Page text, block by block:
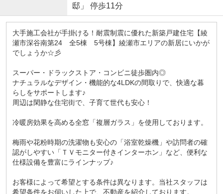
邸」 停歩11分
大手施工会社が手掛ける！耐震制震に優れた新築戸建住宅【綾
瀬市深谷南第24 全5棟 5号棟】綾瀬市エリアの新居にいかが
でしょうか☆彡
スーパー・ドラックストア・コンビニ徒歩圏内◎
ナチュラルなデザイン・機能的な4LDKの間取りで、快適な暮
らしをサポートします♪
周辺は閑静な住宅街で、子育て世代も安心！
冷暖房効果を高める全窓「複層ガラス」を使用しております。
梅雨や花粉時期の洗濯物も安心の「浴室乾燥機」や訪問者の確
認がしやすい「ＴＶモニター付きインターホン」など、便利な
仕様設備を豊富にラインナップ♪
お客様によって希望とする条件は異なります。当社スタッフは
希望条件をお伺いした上で、不動産を紹介しております。